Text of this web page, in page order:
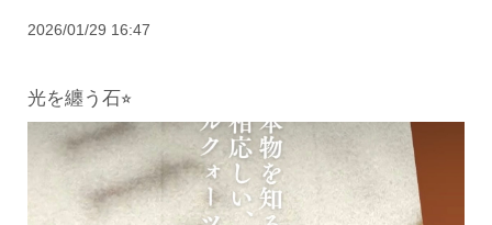
2026/01/29 16:47
光を纏う石⭐︎